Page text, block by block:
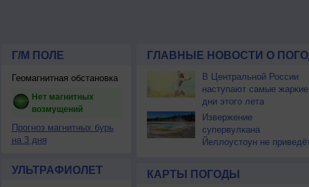
Г/М ПОЛЕ
Геомагнитная обстановка
Нет магнитных
возмущений
Прогноз магнитных бурь
на 3 дня
УЛЬТРАФИОЛЕТ
ГЛАВНЫЕ НОВОСТИ О
В Центральной России
наступают самые жаркие
дни этого лета
Извержение
супервулкана
Йеллоустоун не
КАРТЫ ПОГОДЫ